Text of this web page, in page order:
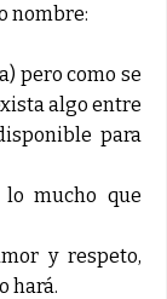
nombre:
pero como se
algo entre
para
lo mucho que
y respeto,
hará.